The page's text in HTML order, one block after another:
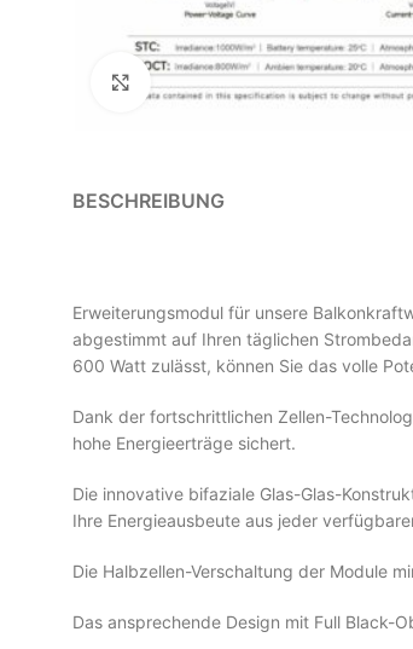
Klick zum Vergrößern
BESCHREIBUNG
Erweiterungsmodul für unsere
abgestimmt auf Ihren täglichen
600 Watt zulässt, können Sie das volle
Dank der fortschrittlichen Zellen-
hohe Energieerträge sichert.
Die innovative bifaziale Glas-Glas-
Ihre Energieausbeute aus jeder
Die Halbzellen-Verschaltung der Module
Das ansprechende Design mit Full Black-